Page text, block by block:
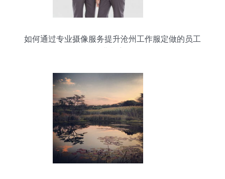
如何通过专业摄像服务提升沧州工作服定做的员工